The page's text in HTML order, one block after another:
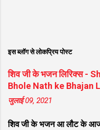
इस ब्लॉग से लोकप्रिय पोस्ट
शिव जी के भजन लिरिक्स -
Bhole Nath ke Bhajan
जुलाई 09, 2021
शिव जी के भजन आ लौट के आजा